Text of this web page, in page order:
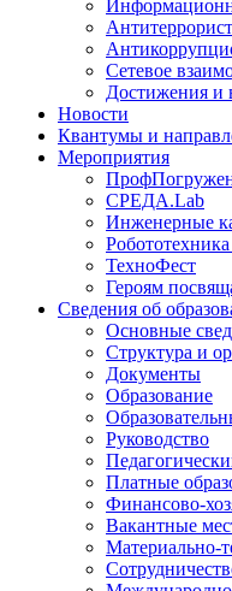
Сетевое
Достижения и
Новости
Квантумы и
Мероприятия
СРЕДА.Lab
Инженерные
ТехноФест
Героям
Сведения об
Основные
Структура и
Документы
Образование
Руководство
Платные
Финансово-
Вакантные
Материально-